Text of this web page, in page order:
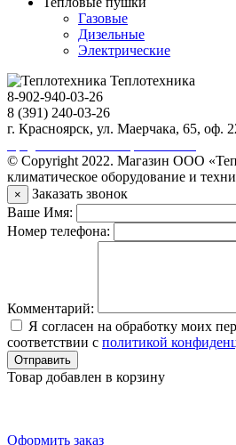
Газовые
Дизельные
Электрические
Теплотехника
8-902-940-03-26
8 (391) 240-03-26
г. Красноярск, ул. Маерчака, 65, оф.
© Copyright 2022. Магазин ООО
климатическое оборудование и
×
Заказать звонок
Ваше Имя:
Номер телефона:
Комментарий:
Я согласен на обработку моих
соответствии с политикой
Отправить
Товар добавлен в корзину
Оформить заказ